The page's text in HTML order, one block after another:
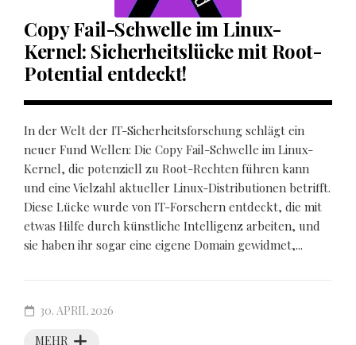
Copy Fail-Schwelle im Linux-
Kernel: Sicherheitslücke mit Root-
Potential entdeckt!
In der Welt der IT-Sicherheitsforschung schlägt ein
neuer Fund Wellen: Die Copy Fail-Schwelle im Linux-
Kernel, die potenziell zu Root-Rechten führen kann
und eine Vielzahl aktueller Linux-Distributionen betrifft.
Diese Lücke wurde von IT-Forschern entdeckt, die mit
etwas Hilfe durch künstliche Intelligenz arbeiten, und
sie haben ihr sogar eine eigene Domain gewidmet,...
MEHR
30. APRIL 2026